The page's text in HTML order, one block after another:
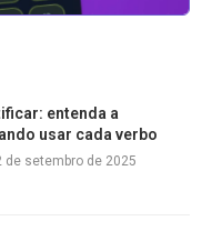
entenda a
usar cada verbo
de setembro de 2025